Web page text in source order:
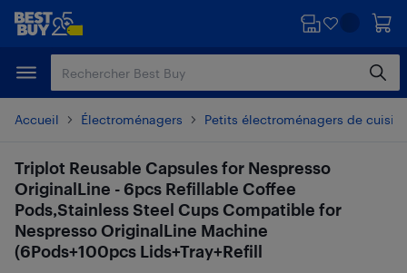
Passer
principal
Passer
Accueil Électroménagers Petits électroménagers de
Triplot Reusable Capsules for Nespresso
OriginalLine - 6pcs Refillable Coffee
Pods,Stainless Steel Cups Compatible for
Nespresso OriginalLine Machine
(6Pods+100pcs Lids+Tray+Refill